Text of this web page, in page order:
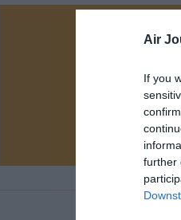
Air
If you
further